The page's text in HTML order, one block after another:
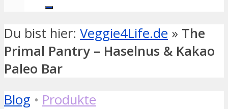
Du bist hier: Veggie4Life.de » The
Primal Pantry – Haselnus & Kakao
Paleo Bar
Blog • Produkte